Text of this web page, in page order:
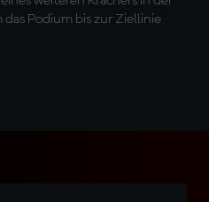
Podium bis zur Ziellinie